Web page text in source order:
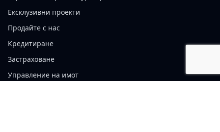
Ексклузивни проекти
Продайте с нас
Кредитиране
Застраховане
Управление на имот